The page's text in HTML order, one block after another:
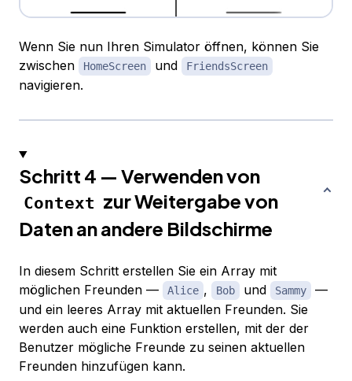
Wenn Sie nun Ihren Simulator öffnen, können Sie
zwischen
HomeScreen und FriendsScreen
navigieren.
Schritt 4 — Verwenden von
Context zur Weitergabe von
Daten an andere Bildschirme
In diesem Schritt erstellen Sie ein Array mit
möglichen Freunden —
Alice , Bob und Sammy
—
und ein leeres Array mit aktuellen Freunden. Sie
werden auch eine Funktion erstellen, mit der der
Benutzer mögliche Freunde zu seinen aktuellen
Freunden hinzufügen kann.